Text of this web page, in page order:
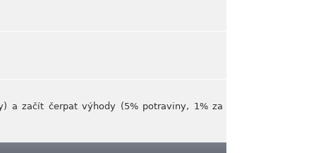
a začít čerpat výhody (5% potraviny, 1% za